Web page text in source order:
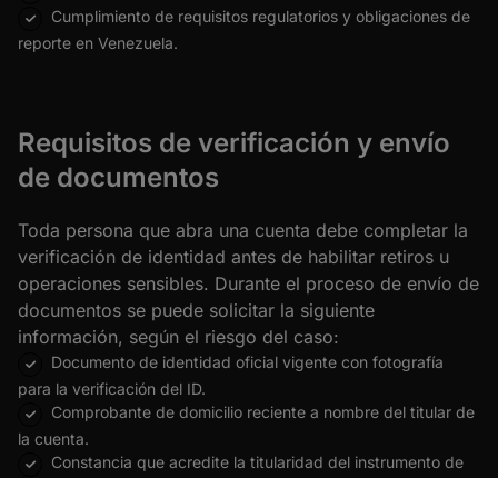
Cumplimiento de requisitos regulatorios y obligaciones de
reporte en Venezuela.
Requisitos de verificación y envío
de documentos
Toda persona que abra una cuenta debe completar la
verificación de identidad antes de habilitar retiros u
operaciones sensibles. Durante el proceso de envío de
documentos se puede solicitar la siguiente
información, según el riesgo del caso:
Documento de identidad oficial vigente con fotografía
para la verificación del ID.
Comprobante de domicilio reciente a nombre del titular de
la cuenta.
Constancia que acredite la titularidad del instrumento de